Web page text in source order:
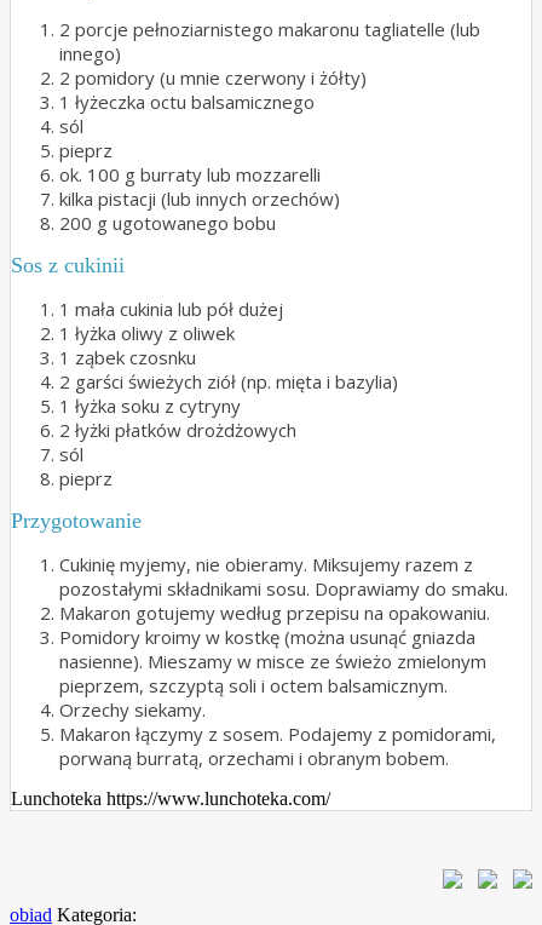
2 porcje pełnoziarnistego makaronu tagliatelle (lub
innego)
2 pomidory (u mnie czerwony i żółty)
1 łyżeczka octu balsamicznego
sól
pieprz
ok. 100 g burraty lub mozzarelli
kilka pistacji (lub innych orzechów)
200 g ugotowanego bobu
Sos z cukinii
1 mała cukinia lub pół dużej
1 łyżka oliwy z oliwek
1 ząbek czosnku
2 garści świeżych ziół (np. mięta i bazylia)
1 łyżka soku z cytryny
2 łyżki płatków drożdżowych
sól
pieprz
Przygotowanie
Cukinię myjemy, nie obieramy. Miksujemy razem z
pozostałymi składnikami sosu. Doprawiamy do smaku.
Makaron gotujemy według przepisu na opakowaniu.
Pomidory kroimy w kostkę (można usunąć gniazda
nasienne). Mieszamy w misce ze świeżo zmielonym
pieprzem, szczyptą soli i octem balsamicznym.
Orzechy siekamy.
Makaron łączymy z sosem. Podajemy z pomidorami,
porwaną burratą, orzechami i obranym bobem.
Lunchoteka https://www.lunchoteka.com/
obiad Kategoria: